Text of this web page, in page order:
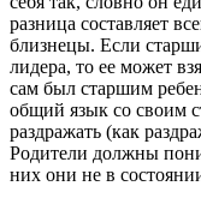
разница составляет
близнецы. Если
лидера, то ее может
сам был старшим
общий язык со своим
раздражать (как
Родители должны
них они не в